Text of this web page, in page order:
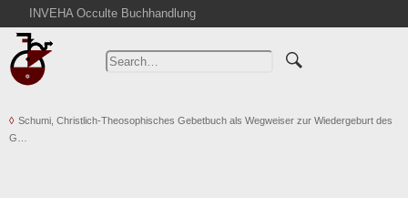
INVEHA Occulte Buchhandlung
Home
Advanced Search
CartSchumi, Christlich-Theosophisches Gebetbuch als Wegweiser zur Wiedergeburt des
G…